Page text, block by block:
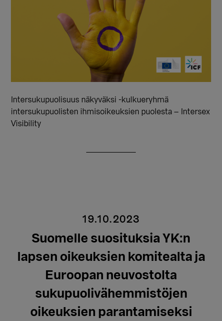
Intersukupuolisuus näkyväksi -kulkueryhmä
intersukupuolisten ihmisoikeuksien puolesta – Intersex
Visibility
19.10.2023
Suomelle suosituksia YK:n
lapsen oikeuksien komitealta ja
Euroopan neuvostolta
sukupuolivähemmistöjen
oikeuksien parantamiseksi